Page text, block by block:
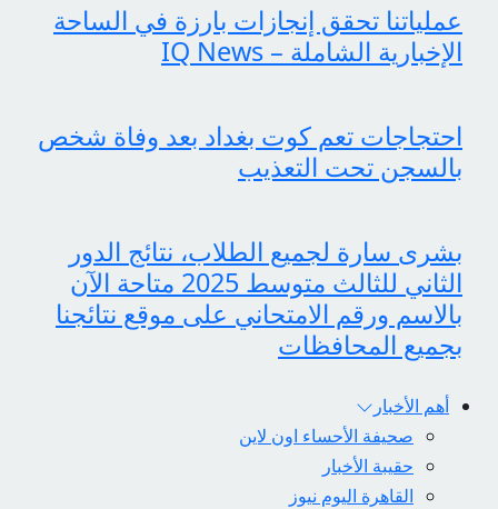
عملياتنا تحقق إنجازات بارزة في الساحة
الإخبارية الشاملة – IQ News
احتجاجات تعم كوت بغداد بعد وفاة شخص
بالسجن تحت التعذيب
بشرى سارة لجميع الطلاب، نتائج الدور
الثاني للثالث متوسط 2025 متاحة الآن
بالاسم ورقم الامتحاني على موقع نتائجنا
بجميع المحافظات
أهم الأخبار
صحيفة الأحساء اون لاين
حقيبة الأخبار
القاهرة اليوم نيوز